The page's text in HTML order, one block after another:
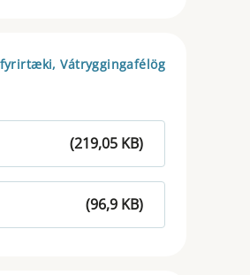
Vátryggingafélög
(219,05 KB)
(96,9 KB)